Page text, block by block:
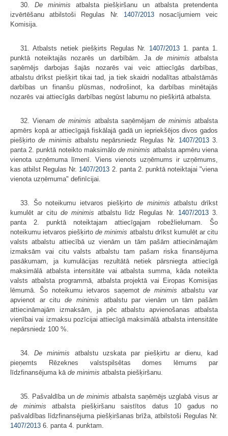
30. De minimis atbalsta piešķiršanu un atbalsta pretendenta
izvērtēšanu atbilstoši Regulas Nr. 1407/2013nosacījumiem veic
Komisija.
31. Atbalsts netiek piešķirts Regulas Nr. 1407/2013 1. panta 1.
punktā noteiktajās nozarēs un darbībām. Ja de minimis atbalsta
saņēmējs darbojas šajās nozarēs vai veic attiecīgās darbības,
atbalstu drīkst piešķirt tikai tad, ja tiek skaidri nodalītas atbalstāmās
darbības un finanšu plūsmas, nodrošinot, ka darbības minētajās
nozarēs vai attiecīgās darbības negūst labumu no piešķirtā atbalsta.
32. Vienamde minimis atbalsta saņēmējam de minimis atbalsta
apmērs kopā ar attiecīgajā fiskālajā gadā un iepriekšējos divos gados
piešķirtode minimis atbalstu nepārsniedz Regulas Nr. 1407/20133.
panta 2. punktā noteikto maksimālode minimis atbalsta apmēru viena
vienota uzņēmuma līmenī. Viens vienots uzņēmums ir uzņēmums,
kas atbilst Regulas Nr. 1407/2013 2. panta 2. punktā noteiktajai "viena
vienota uzņēmuma" definīcijai.
33. Šo noteikumu ietvaros piešķirtode minimis atbalstu drīkst
kumulēt ar citu de minimis atbalstu līdz Regulas Nr. 1407/2013 3.
panta 2. punktā noteiktajam attiecīgajam robežlielumam. Šo
noteikumu ietvaros piešķirtode minimis atbalstu drīkst kumulēt ar citu
valsts atbalstu attiecībā uz vienām un tām pašām attiecināmajām
izmaksām vai citu valsts atbalstu tam pašam riska finansējuma
pasākumam, ja kumulācijas rezultātā netiek pārsniegta attiecīgā
maksimālā atbalsta intensitāte vai atbalsta summa, kāda noteikta
valsts atbalsta programmā, atbalsta projektā vai Eiropas Komisijas
lēmumā. Šo noteikumu ietvaros saņemotde minimis atbalstu var
apvienot ar citude minimis atbalstu par vienām un tām pašām
attiecināmajām izmaksām, ja pēc atbalstu apvienošanas atbalsta
vienībai vai izmaksu pozīcijai attiecīgā maksimālā atbalsta intensitāte
nepārsniedz 100 %.
34.De minimis atbalstu uzskata par piešķirtu ar dienu, kad
pieņemts Rēzeknes valstspilsētas domes lēmums par
līdzfinansējuma kā de minimis atbalsta piešķiršanu.
35. Pašvaldība unde minimis atbalsta saņēmējs uzglabā visus ar
de minimis atbalsta piešķiršanu saistītos datus 10 gadus no
pašvaldības līdzfinansējuma piešķiršanas brīža, atbilstoši Regulas Nr.
1407/2013 6. panta 4. punktam.